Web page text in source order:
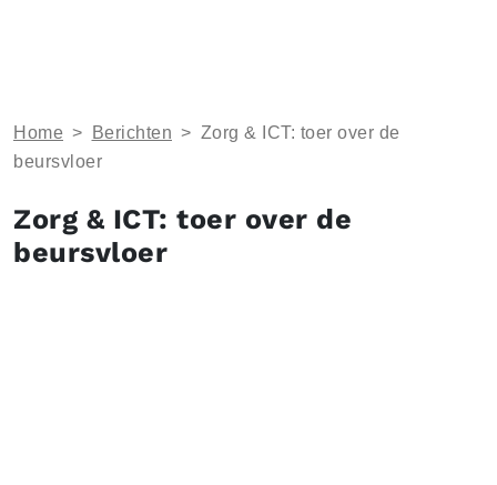
Home > Berichten > Zorg & ICT: toer over de
beursvloer
Zorg & ICT: toer over de
beursvloer